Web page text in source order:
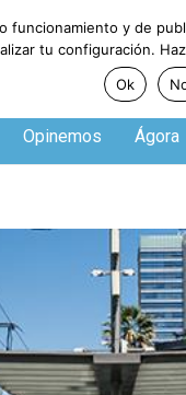
Opinemos Ágora
funcionamiento y de
tu configuración.
Ok